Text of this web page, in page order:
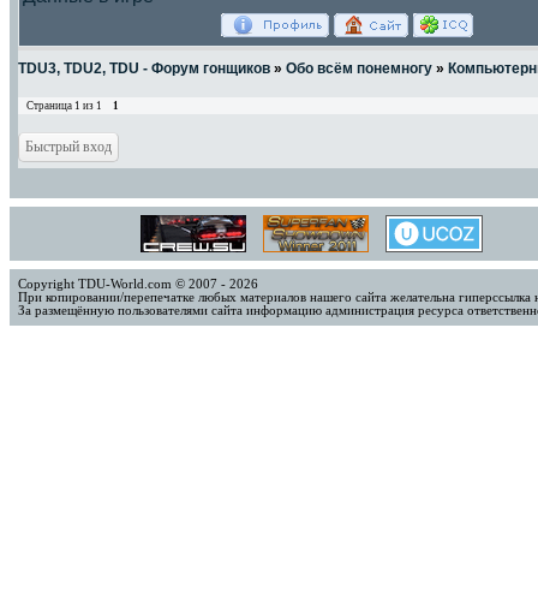
TDU3, TDU2, TDU - Форум гонщиков » Обо всём понемногу »
Страница 1 из 1 1
Copyright TDU-World.com © 2007 - 2026
При копировании/перепечатке любых материалов нашего сайта желательна
За размещённую пользователями сайта информацию администрация ресурса